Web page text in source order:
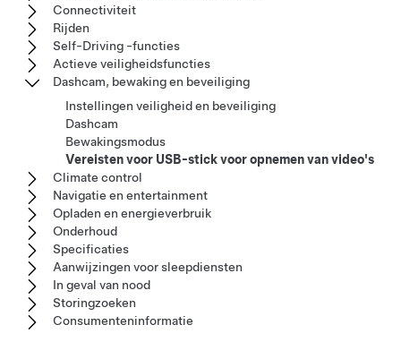
Connectiviteit
Rijden
Self-Driving -functies
Actieve veiligheidsfuncties
Dashcam, bewaking en beveiliging
Instellingen veiligheid en beveiliging
Dashcam
Bewakingsmodus
Vereisten voor USB-stick voor opnemen van video's
Climate control
Navigatie en entertainment
Opladen en energieverbruik
Onderhoud
Specificaties
Aanwijzingen voor sleepdiensten
In geval van nood
Storingzoeken
Consumenteninformatie